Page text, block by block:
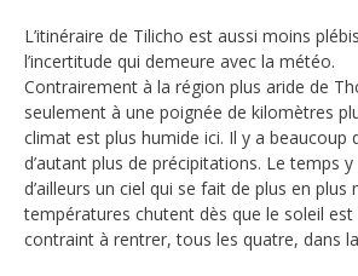
L’itinéraire de Tilicho est aussi moins
l’incertitude qui demeure avec la météo.
Contrairement à la région plus aride de
seulement à une poignée de kilomètres
climat est plus humide ici. Il y a beaucoup
d’autant plus de précipitations. Le temps
d’ailleurs un ciel qui se fait de plus en plus
températures chutent dès que le soleil
contraint à rentrer, tous les quatre, dans